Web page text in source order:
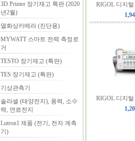
3D Printer 장기재고 특판 (2020
년2월)
열화상카메라 (진단용)
MYWATT 스마트 전력 측정로
거
TESTO 장기재고 (특판)
TES 장기재고 (특판)
기상관측기
솔라셀 (태양전지), 풍력, 소수
력, 연료전지
Lutron1 제품 (전기, 전자 계측
기)
RIGOL 디지
RIGOL 디지